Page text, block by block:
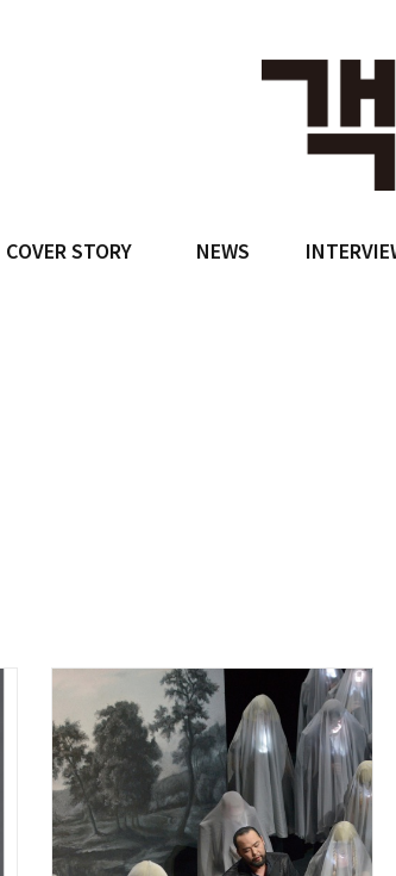
COVER STORY NEWS